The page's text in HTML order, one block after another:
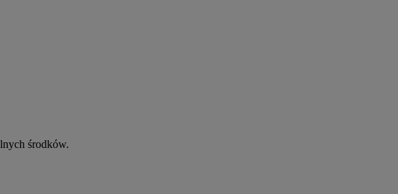
środków.